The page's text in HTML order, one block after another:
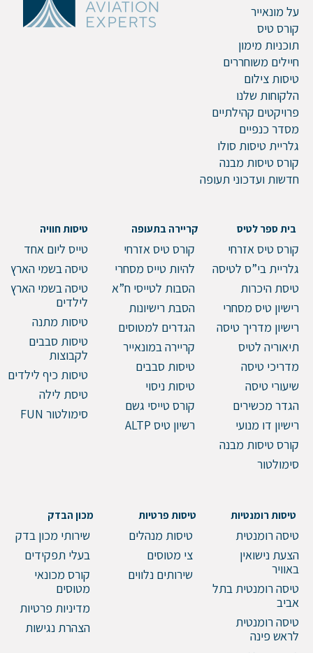
על מונאייר
קורס טיס
תוכניות מימון
חיילים משוחררים
טיסות צילום
הלקוחות שלנו
פרויקטים קהילתיים
מסדר כנפיים
גלריית טיסות סולו
קורס טיסות מבנה
חדשות ועדכוני תעופה
בית ספר לטיס
קורס טיס אזרחי
גלריית בי”ס לטיסה
טיסת היכרות
רישיון טיס מסחרי
רישיון מדריך טיסה
תיאוריה לטיס
מדריכי טיסה
שיעורי טיסה
הגדר מכשירים
רישיון דו מנועי
קורס טיסות מבנה
סימולטור
קריירה בתעופה
קורס טיס אזרחי
להיות טייס מסחרי
הסבות לטייסי ח”א
הסבת רישיונות
הגדרים למטוסים
קריירה במונאייר
טיסות סבבים
טיסות ניסוי
קורס טייסי גשם
רשיון טיס ALTP
טיסות חוויה
טייס ליום אחד
טיסה בשמי הארץ
טיסה בשמי הארץ
לילדים
טיסות מתנה
טיסות סבבים
לקבוצות
טיסות כיף לילדים
טיסת לילה
סימולטור FUN
טיסות רומנטיות
טיסה רומנטית
הצעת נישואין
באוויר
טיסה רומנטית בתל
אביב
טיסה רומנטית
לראש פינה
טיסות פרטיות
טיסות מנהלים
צי מטוסים
שירותים נלווים
מכון הבדק
שירותי מכון בדק
בעלי תפקידים
קורס מכונאי
מטוסים
מדיניות פרטיות
הצהרת נגישות